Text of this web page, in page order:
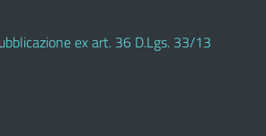
ex art. 36 D.Lgs. 33/13